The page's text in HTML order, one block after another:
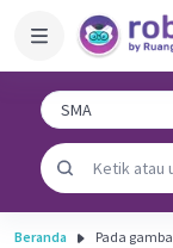
Beranda Pada